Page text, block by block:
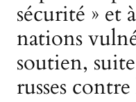
sécurité » et
nations
soutien,
russes